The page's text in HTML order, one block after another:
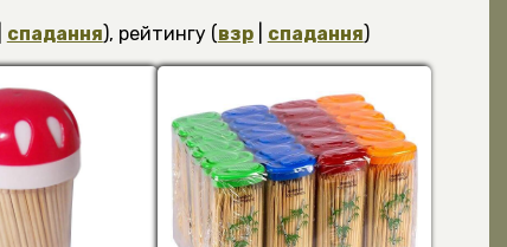
спадання), рейтингу (взр| спадання)